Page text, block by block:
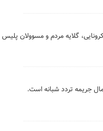
گلایه مردم و مسوولان پلیس
جریمه تردد شبانه است.